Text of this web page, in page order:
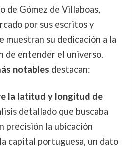
de Gómez de Villaboas,
por sus escritos y
muestran su dedicación a la
de entender el universo.
notables destacan:
la latitud y longitud de
detallado que buscaba
precisión la ubicación
capital portuguesa, un dato